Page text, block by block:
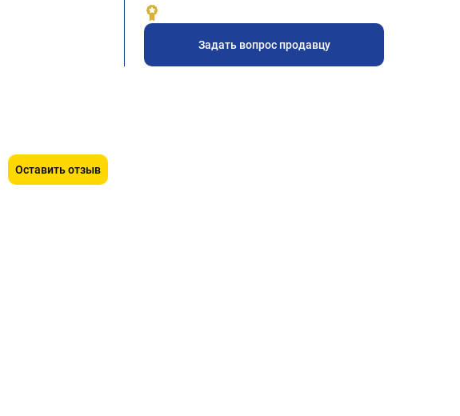
Оставить отзыв
Задать вопрос продавцу